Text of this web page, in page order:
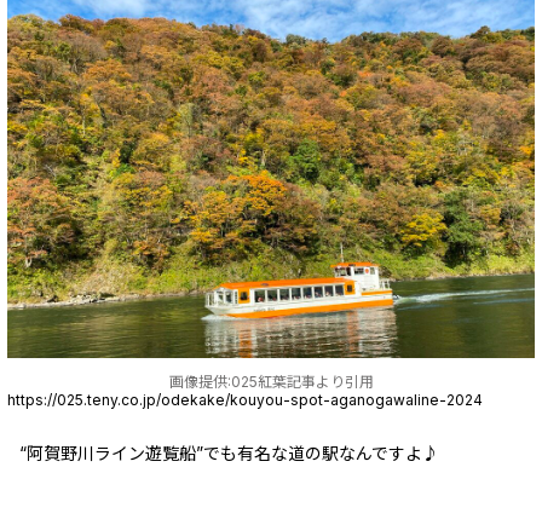
画像提供:025紅葉記事より引用
https://025.teny.co.jp/odekake/kouyou-spot-aganogawaline-2024
“阿賀野川ライン遊覧船”でも有名な道の駅なんですよ♪